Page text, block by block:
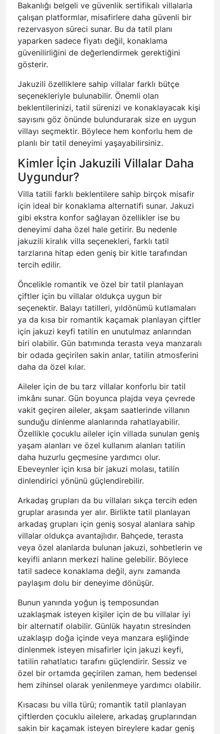
Bakanlığı belgeli ve güvenlik sertifikalı villalarla
çalışan platformlar, misafirlere daha güvenli bir
rezervasyon süreci sunar. Bu da tatil planı
yaparken sadece fiyatı değil, konaklama
güvenilirliğini de değerlendirmek gerektiğini
gösterir.
Jakuzili özelliklere sahip villalar farklı bütçe
seçenekleriyle bulunabilir. Önemli olan
beklentilerinizi, tatil sürenizi ve konaklayacak kişi
sayısını göz önünde bulundurarak size en uygun
villayı seçmektir. Böylece hem konforlu hem de
planlı bir tatil deneyimi yaşayabilirsiniz.
Kimler İçin Jakuzili Villalar Daha
Uygundur?
Villa tatili farklı beklentilere sahip birçok misafir
için ideal bir konaklama alternatifi sunar. Jakuzi
gibi ekstra konfor sağlayan özellikler ise bu
deneyimi daha özel hale getirir. Bu nedenle
jakuzili kiralık villa seçenekleri, farklı tatil
tarzlarına hitap eden geniş bir kitle tarafından
tercih edilir.
Öncelikle romantik ve özel bir tatil planlayan
çiftler için bu villalar oldukça uygun bir
seçenektir. Balayı tatilleri, yıldönümü kutlamaları
ya da kısa bir romantik kaçamak planlayan çiftler
için jakuzi keyfi tatilin en unutulmaz anlarından
biri olabilir. Gün batımında terasta veya manzaralı
bir odada geçirilen sakin anlar, tatilin atmosferini
daha da özel kılar.
Aileler için de bu tarz villalar konforlu bir tatil
imkânı sunar. Gün boyunca plajda veya çevrede
vakit geçiren aileler, akşam saatlerinde villanın
sunduğu dinlenme alanlarında rahatlayabilir.
Özellikle çocuklu aileler için villada sunulan geniş
yaşam alanları ve özel kullanım alanları tatilin
daha huzurlu geçmesine yardımcı olur.
Ebeveynler için kısa bir jakuzi molası, tatilin
dinlendirici yönünü güçlendirebilir.
Arkadaş grupları da bu villaları sıkça tercih eden
gruplar arasında yer alır. Birlikte tatil planlayan
arkadaş grupları için geniş sosyal alanlara sahip
villalar oldukça avantajlıdır. Bahçede, terasta
veya özel alanlarda bulunan jakuzi, sohbetlerin ve
keyifli anların merkezi haline gelebilir. Böylece
tatil sadece konaklama değil, aynı zamanda
paylaşım dolu bir deneyime dönüşür.
Bunun yanında yoğun iş temposundan
uzaklaşmak isteyen kişiler için de bu villalar iyi
bir alternatif olabilir. Günlük hayatın stresinden
uzaklaşıp doğa içinde veya manzara eşliğinde
dinlenmek isteyen misafirler için jakuzi keyfi,
tatilin rahatlatıcı tarafını güçlendirir. Sessiz ve
özel bir ortamda geçirilen zaman, hem bedensel
hem zihinsel olarak yenilenmeye yardımcı olabilir.
Kısacası bu villa türü; romantik tatil planlayan
çiftlerden çocuklu ailelere, arkadaş gruplarından
sakin bir kaçamak isteyen bireylere kadar geniş